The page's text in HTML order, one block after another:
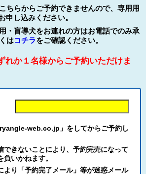
ちらからご予約できませんので、専用用
申し込みください。
・盲導犬をお連れの方はお電話でのみ承
はコチラをご確認ください。
れか１名様からご予約いただけま
web.co.jp」をしてからご予約し
きないことにより、予約完売になって
負いかねます。
より「予約完了メール」等が迷惑メール